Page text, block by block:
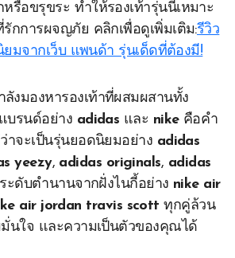
รือขรุขระ ทำให้รองเท้ารุ่นนี้เหมาะ
กการผจญภัย คลิกเพื่อดูเพิ่มเติม:รีวิว
ยมจากเว็บ แพนด้า รุ่นเด็ดที่ต้องมี!
งมองหารองเท้าที่ผสมผสานทั้ง
บรนด์อย่าง adidas และ nikeคือคำ
าจะเป็นรุ่นยอดนิยมอย่าง adidas
yeezy, adidas originals, adidas
ะดับตำนานจากฝั่งไนกี้อย่าง nike air
air jordan travis scott ทุกคู่ล้วน
นใจ และความเป็นตัวของคุณได้